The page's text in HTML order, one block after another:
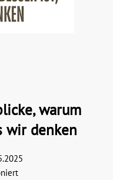
warum
wir denken